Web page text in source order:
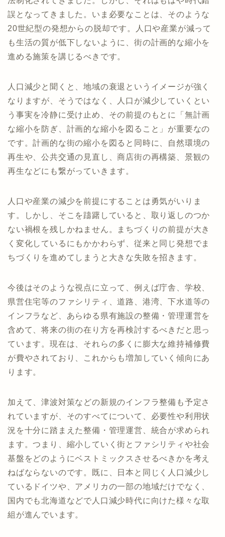
誤となってきました。いま必要なことは、そのような
20世紀型の発想からの脱却です。人口や産業が減って
も生活の質が低下しないように、街の計画的な縮小を
進める施策を講じるべきです。
人口減少と聞くと、地域の衰退というイメージが強く
なりますが、そうではなく、人口が減少していくとい
う事実を冷静に受け止め、その前提のもとに「無計画
な縮小を防ぎ、計画的な縮小を図ること」が重要なの
です。計画的な街の縮小を図ると同時に、自然環境の
再生や、公共交通の見直し、商店街の再構築、景観の
再生などにも繋がっていきます。
人口や産業の減少を前提にすることは勇気がいりま
す。しかし、そこを躊躇していると、取り返しのつか
ない禍根を残しかねません。まちづくりの前提が大き
く変化しているにもかかわらず、従来と同じ発想でま
ちづくりを進めてしまうと大きな失敗を招きます。
今後はそのような視点に立って、例えば庁舎、学校、
県営住宅等のファシリティ、道路、港湾、下水道等の
インフラなど、あらゆる県有施設の整備・管理運営を
含めて、将来の街の在り方を再検討するべきだと思っ
ています。現在は、それらの多くに膨大な維持補修費
が費やされており、これからも増加していく傾向にあ
ります。
加えて、津波対策などの新規のインフラ整備も予定さ
れていますが、そのすべてについて、必要性や利用状
況を十分に踏まえた整備・管理運営、統合が求められ
ます。つまり、縮小していく街とファシリティや社会
基盤をどのようにベストミックスさせるべきかを考え
ねばならないのです。既に、日本と同じく人口減少し
ているドイツや、アメリカの一部の地域だけでなく、
国内でも北海道などで人口減少時代に向けた様々な取
組が進んでいます。